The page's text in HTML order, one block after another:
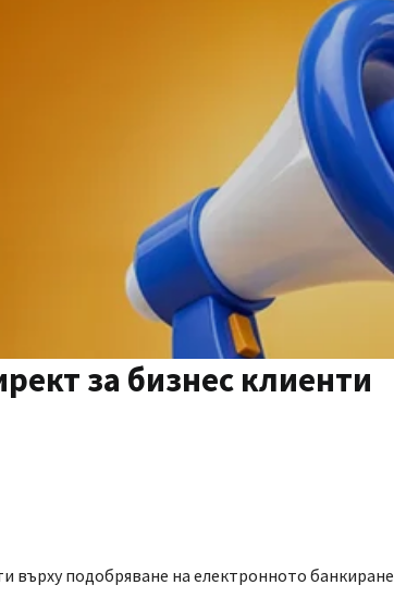
за бизнес клиенти
върху подобряване на електронното банкиране